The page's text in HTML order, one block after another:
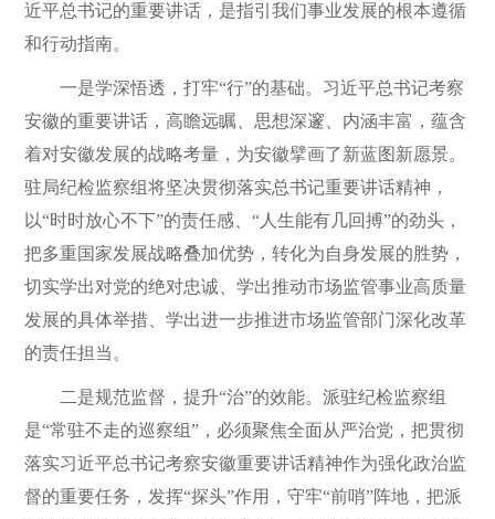
近平总书记的重要讲话，是指引我们事业发展的根本遵循
和行动指南。
一是学深悟透，打牢“行”的基础。习近平总书记考察
安徽的重要讲话，高瞻远瞩、思想深邃、内涵丰富，蕴含
着对安徽发展的战略考量，为安徽擘画了新蓝图新愿景。
驻局纪检监察组将坚决贯彻落实总书记重要讲话精神，
以“时时放心不下”的责任感、“人生能有几回搏”的劲头，
把多重国家发展战略叠加优势，转化为自身发展的胜势，
切实学出对党的绝对忠诚、学出推动市场监管事业高质量
发展的具体举措、学出进一步推进市场监管部门深化改革
的责任担当。
二是规范监督，提升“治”的效能。派驻纪检监察组
是“常驻不走的巡察组”，必须聚焦全面从严治党，把贯彻
落实习近平总书记考察安徽重要讲话精神作为强化政治监
督的重要任务，发挥“探头”作用，守牢“前哨”阵地，把派